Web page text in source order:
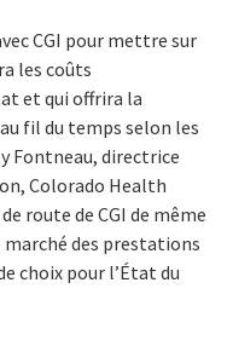
CGI pour mettre sur
les coûts
et qui offrira la
fil du temps selon les
Fontneau, directrice
Colorado Health
route de CGI de même
marché des prestations
choix pour l’État du